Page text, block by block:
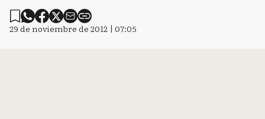
29 de noviembre de 2012 | 07:05